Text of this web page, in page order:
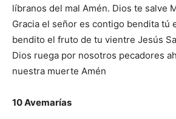
líbranos del mal Amén. Dios te salve
Gracia el señor es contigo bendita tú
bendito el fruto de tu vientre Jesús
Dios ruega por nosotros pecadores
nuestra muerte Amén
10 Avemarías